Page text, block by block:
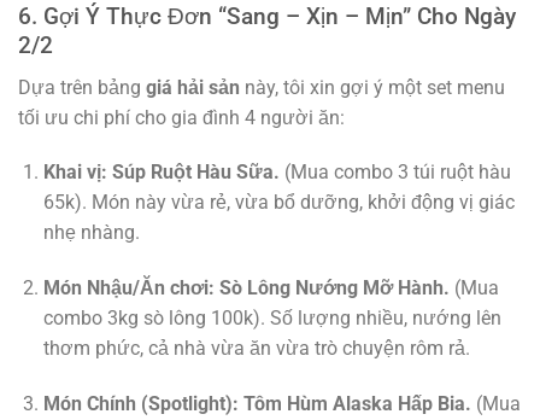
6. Gợi Ý Thực Đơn “Sang – Xịn – Mịn” Cho Ngày
2/2
Dựa trên bảng giá hải sản này, tôi xin gợi ý một set menu
tối ưu chi phí cho gia đình 4 người ăn:
Khai vị: Súp Ruột Hàu Sữa. (Mua combo 3 túi ruột hàu
65k). Món này vừa rẻ, vừa bổ dưỡng, khởi động vị giác
nhẹ nhàng.
Món Nhậu/Ăn chơi: Sò Lông Nướng Mỡ Hành. (Mua
combo 3kg sò lông 100k). Số lượng nhiều, nướng lên
thơm phức, cả nhà vừa ăn vừa trò chuyện rôm rả.
Món Chính (Spotlight): Tôm Hùm Alaska Hấp Bia. (Mua